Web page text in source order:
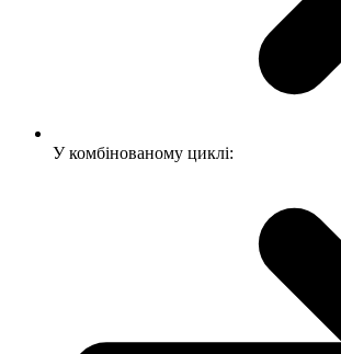
У комбінованому циклі: